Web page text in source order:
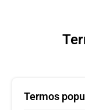
Termos